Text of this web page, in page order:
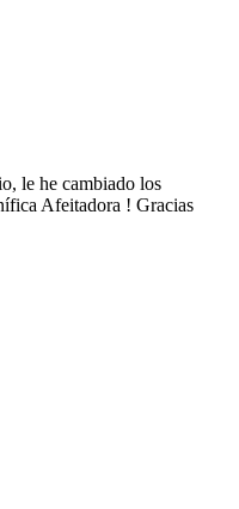
le he cambiado los
Afeitadora ! Gracias